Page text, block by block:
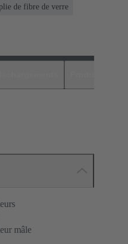
de fibre de verre
mâle